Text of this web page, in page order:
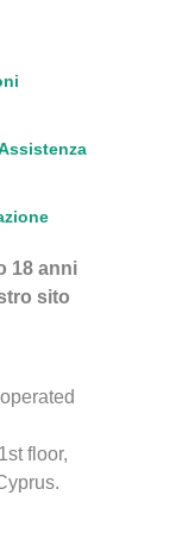
18 anni
sito
floor,